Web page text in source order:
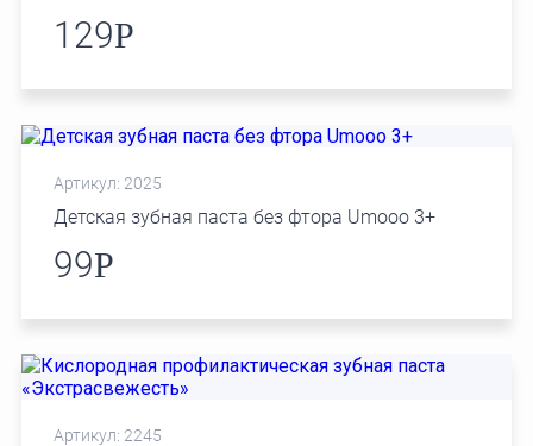
129Р
Артикул: 2025
Детская зубная паста без фтора Umooo 3+
99Р
Артикул: 2245